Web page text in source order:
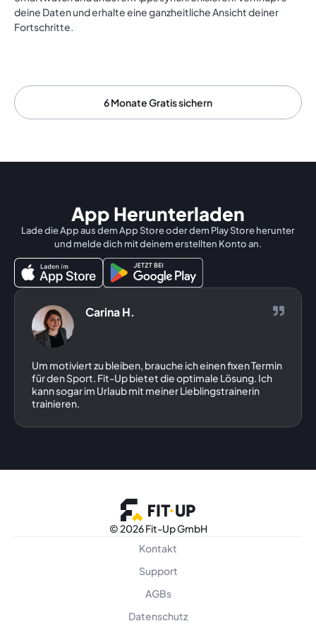
deine Daten und erhalte eine ganzheitliche Ansicht deiner
Fortschritte.
6 Monate Gratis sichern
App Herunterladen
Lade die App aus dem App Store oder dem Play Store herunter
und melde dich mit deinem erstellten Konto an.
Carina H.
Um motiviert zu bleiben, brauche ich einen fixen Termin
für den Sport. Fit-Up bietet die optimale Lösung. Ich
kann sogar im Urlaub mit meiner Lieblingstrainerin
trainieren.
©2026 Fit-Up GmbH
Kontakt
Support
AGBs
Datenschutz